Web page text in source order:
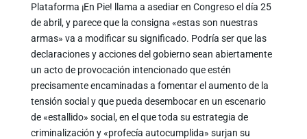
Plataforma ¡En Pie! llama a asediar en Congreso el día 25
de abril, y parece que la consigna «estas son nuestras
armas» va a modificar su significado. Podría ser que las
declaraciones y acciones del gobierno sean abiertamente
un acto de provocación intencionado que estén
precisamente encaminadas a fomentar el aumento de la
tensión social y que pueda desembocar en un escenario
de «estallido» social, en el que toda su estrategia de
criminalización y «profecía autocumplida» surjan su